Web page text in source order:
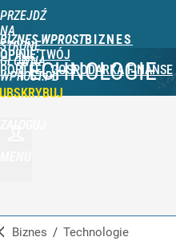
PRZEJDŹ
NA
STRONĘ
GŁÓWNĄ
WPROST.PL
BIZNES WPROST
OPINIE TWÓJ
PORTFEL GOSPODARKA FINANSE
TECHNOLOGIE
Biznes / Technologie